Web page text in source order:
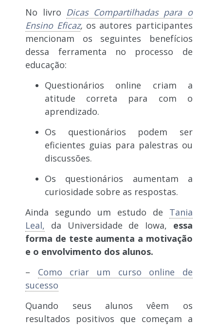
No livro Dicas Compartilhadas para o
Ensino Eficaz, os autores participantes
mencionam os seguintes benefícios
dessa ferramenta no processo de
educação:
Questionários online criam a
atitude correta para com o
aprendizado.
Os questionários podem ser
eficientes guias para palestras ou
discussões.
Os questionários aumentam a
curiosidade sobre as respostas.
Ainda segundo um estudo de Tania
Leal, da Universidade de Iowa, essa
forma de teste aumenta a motivação
e o envolvimento dos alunos.
– Como criar um curso online de
sucesso
Quando seus alunos vêem os
resultados positivos que começam a